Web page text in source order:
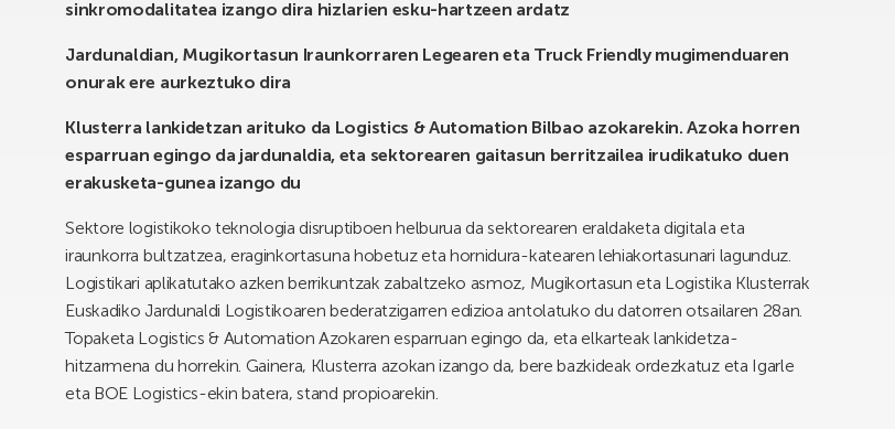
sinkromodalitatea izango dira hizlarien esku-hartzeen ardatz
Jardunaldian, Mugikortasun Iraunkorraren Legearen eta Truck Friendly mugimenduaren
onurak ere aurkeztuko dira
Klusterra lankidetzan arituko da Logistics & Automation Bilbao azokarekin. Azoka horren
esparruan egingo da jardunaldia, eta sektorearen gaitasun berritzailea irudikatuko duen
erakusketa-gunea izango du
Sektore logistikoko teknologia disruptiboen helburua da sektorearen eraldaketa digitala eta
iraunkorra bultzatzea, eraginkortasuna hobetuz eta hornidura-katearen lehiakortasunari lagunduz.
Logistikari aplikatutako azken berrikuntzak zabaltzeko asmoz, Mugikortasun eta Logistika Klusterrak
Euskadiko Jardunaldi Logistikoaren bederatzigarren edizioa antolatuko du datorren otsailaren 28an.
Topaketa Logistics & Automation Azokaren esparruan egingo da, eta elkarteak lankidetza-
hitzarmena du horrekin. Gainera, Klusterra azokan izango da, bere bazkideak ordezkatuz eta Igarle
eta BOE Logistics-ekin batera, stand propioarekin.